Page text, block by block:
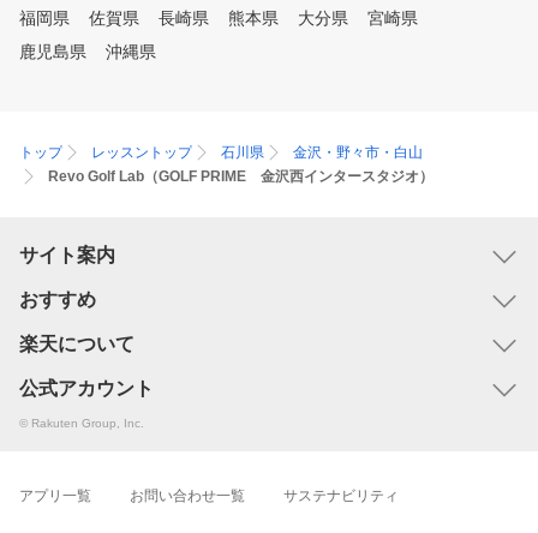
ワンポイントレッスン、曜日・
でプランが分かれております。
福岡県
佐賀県 長崎県 熊本県 大分県
宮崎県
鹿児島県
沖縄県
トップ レッスントップ 石川県
金沢・野々市・白山
Revo Golf Lab（GOLF PRIME 金沢西インタースタジオ）
サイト案内
おすすめ
楽天について
公式アカウント
© Rakuten Group, Inc.
アプリ一覧 お問い合わせ一覧 サステナビリティ